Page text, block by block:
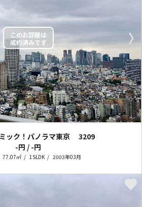
〉
ック！パノラマ東京
3209
-円 / -円
77.07㎡ 1SLDK 2003年03月